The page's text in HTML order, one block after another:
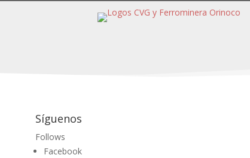
Síguenos
Follows
Facebook